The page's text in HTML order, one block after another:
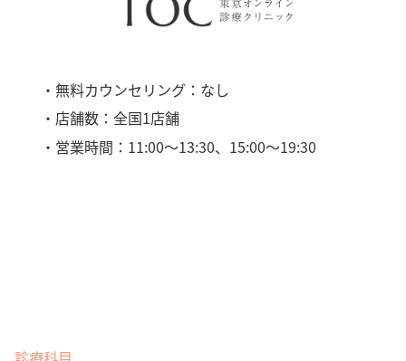
・無料カウンセリング：なし
・店舗数：全国1店舗
・営業時間：11:00〜13:30、15:00〜19:30